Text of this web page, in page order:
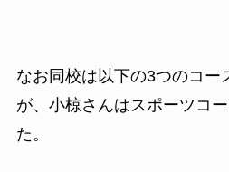
なお同校は以下の3つのコー
が、小椋さんはスポーツコ
た。